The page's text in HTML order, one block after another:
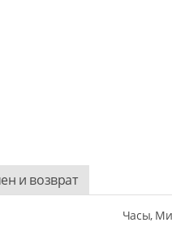
и возврат
Часы,